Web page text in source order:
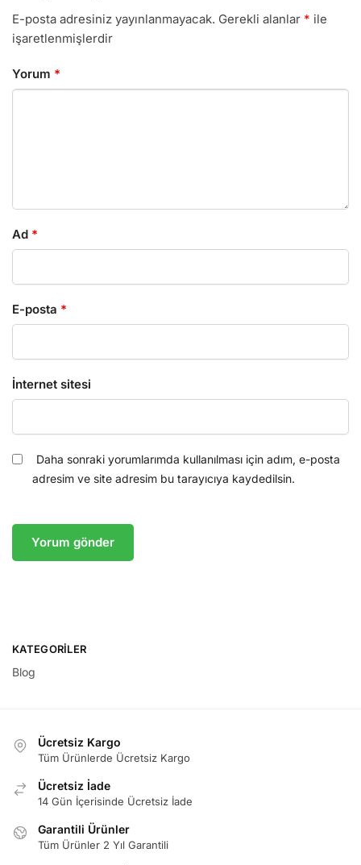
E-posta adresiniz yayınlanmayacak. Gerekli alanlar * ile
işaretlenmişlerdir
Yorum *
Ad *
E-posta *
İnternet sitesi
Daha sonraki yorumlarımda kullanılması için adım, e-posta
adresim ve site adresim bu tarayıcıya kaydedilsin.
KATEGORILER
Blog
Ücretsiz Kargo
Tüm Ürünlerde Ücretsiz Kargo
Ücretsiz İade
14 Gün İçerisinde Ücretsiz İade
Garantili Ürünler
Tüm Ürünler 2 Yıl Garantili